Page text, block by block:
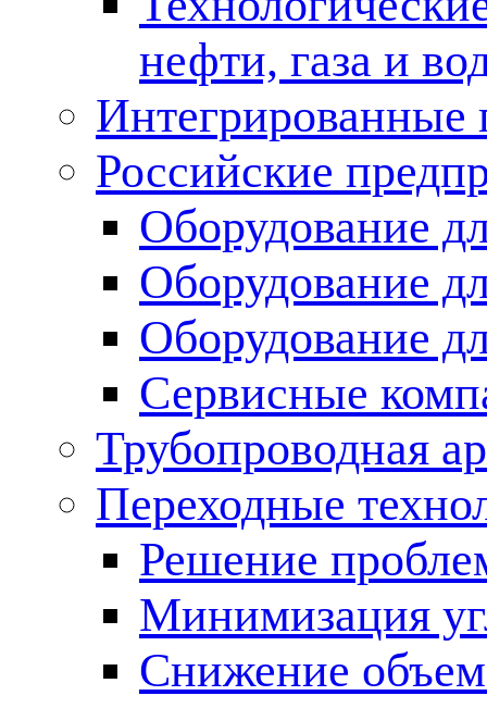
нефти, газа и
Российские
Оборудование
Оборудование
Оборудование
Сервисные
Трубопроводная
Переходные
Решение
Минимизация
Снижение